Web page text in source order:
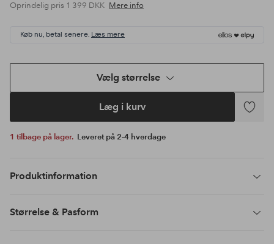
Oprindelig pris 1 399 DKK Mere info
Køb nu, betal senere. Læs mere
Vælg størrelse
Læg i kurv
Tilføj
1 tilbage på lager. Leveret på 2-4 hverdage
Produktinformation
Størrelse & Pasform